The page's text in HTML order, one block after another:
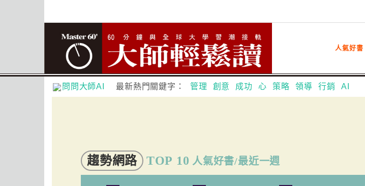
人氣好書
問問大師AI 最新熱門關鍵字： 管理 創意 成功 心 策略 領導 行銷 AI
趨勢網路 TOP 10 人氣好書/最近一週